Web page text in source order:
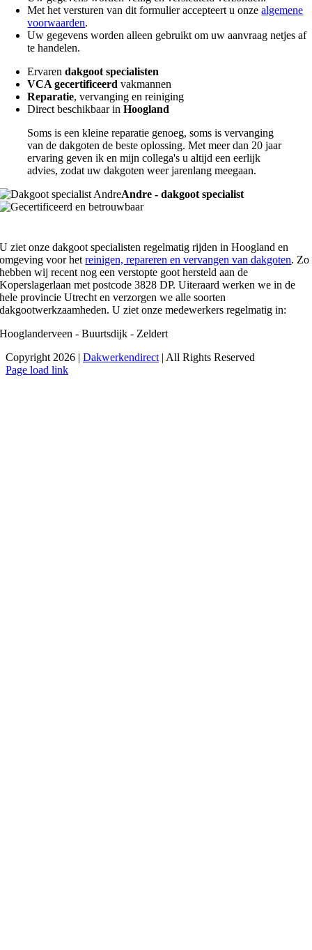
Met het versturen van dit formulier accepteert u onzealgemene
voorwaarden.
Uw gegevens worden alleen gebruikt om uw aanvraag netjes af
te handelen.
Ervarendakgoot specialisten
VCA gecertificeerdvakmannen
Reparatie, vervanging en reiniging
Direct beschikbaar inHoogland
Soms is een kleine reparatie genoeg, soms is vervanging
van de dakgoten de beste oplossing. Met meer dan 20 jaar
ervaring geven ik en mijn collega's u altijd een eerlijk
advies, zodat uw dakgoten weer jarenlang meegaan.
Andre - dakgoot specialist
U ziet onze dakgoot specialisten regelmatig rijden in Hoogland en
omgeving voor hetreinigen, repareren en vervangen van dakgoten. Zo
hebben wij recent nog een verstopte goot hersteld aan de
Koperslagerlaan met postcode 3828 DP. Uiteraard werken we in de
hele provincie Utrecht en verzorgen we alle soorten
dakgootwerkzaamheden. U ziet onze medewerkers regelmatig in:
Hooglanderveen - Buurtsdijk - Zeldert
Copyright 2026 | Dakwerkendirect | All Rights Reserved
Facebook
X
Instagram
Pinterest
Page load link